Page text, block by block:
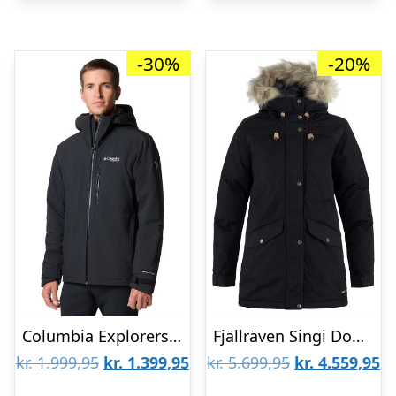
-30%
Columbia Explorers Edge II Insulated Jacket Mens, Black
kr.1.999,95 Den
kr. 1.399,95Den
-20%
Fjällräven Singi Down Jacket Womens, Black
kr.5.699,95 Den
kr. 4.559,95